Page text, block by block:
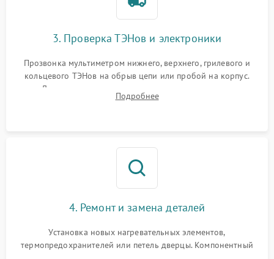
3. Проверка ТЭНов и электроники
Прозвонка мультиметром нижнего, верхнего, грилевого и
кольцевого ТЭНов на обрыв цепи или пробой на корпус.
Диагностика термостата, датчиков температуры,
переключателя режимов и мотора конвекции.
Подробнее
4. Ремонт и замена деталей
Установка новых нагревательных элементов,
термопредохранителей или петель дверцы. Компонентный